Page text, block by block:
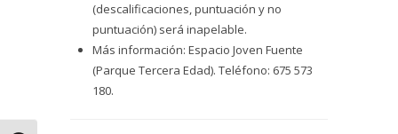
(descalificaciones, puntuación y no
puntuación) será inapelable.
Más información: Espacio Joven Fuente
(Parque Tercera Edad). Teléfono: 675 573
180.